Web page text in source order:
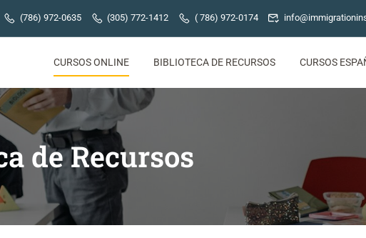
(786) 972-0635 (305) 772-1412 ( 786) 972-0174
CURSOS ONLINE BIBLIOTECA DE RECURSOS CURSOS
de Recursos